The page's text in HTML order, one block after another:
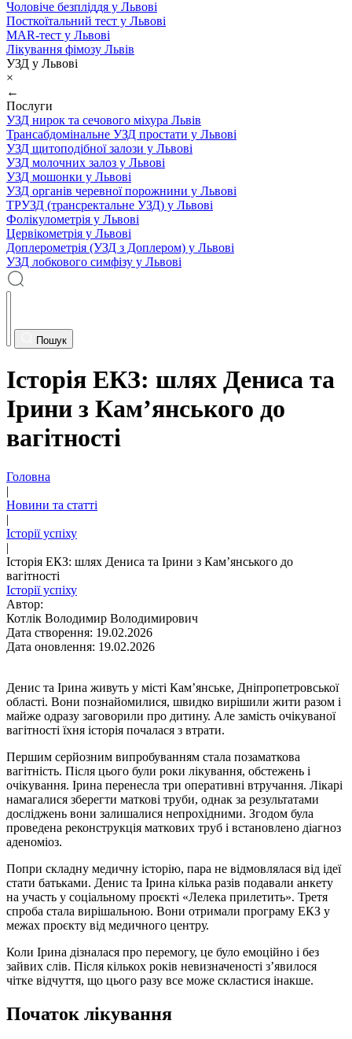
Чоловіче безпліддя у Львові
Посткоїтальний тест у Львові
MAR-тест у Львові
Лікування фімозу Львів
УЗД у Львові
×
←
Послуги
УЗД нирок та сечового міхура Львів
Трансабдомінальне УЗД простати у Львові
УЗД щитоподібної залози у Львові
УЗД молочних залоз у Львові
УЗД мошонки у Львові
УЗД органів черевної порожнини у Львові
ТРУЗД (трансректальне УЗД) у Львові
Фолікулометрія у Львові
Цервікометрія у Львові
Доплерометрія (УЗД з Доплером) у Львові
УЗД лобкового симфізу у Львові
Пошук
Історія ЕКЗ: шлях Дениса та
Ірини з Кам’янського до
вагітності
Головна
|
Новини та статті
|
Історії успіху
|
Історія ЕКЗ: шлях Дениса та Ірини з Кам’янського до
вагітності
Історії успіху
Автор:
Котлік Володимир Володимирович
Дата створення: 19.02.2026
Дата оновлення: 19.02.2026
Денис та Ірина живуть у місті Кам’янське, Дніпропетровської
області. Вони познайомилися, швидко вирішили жити разом і
майже одразу заговорили про дитину. Але замість очікуваної
вагітності їхня історія почалася з втрати.
Першим серйозним випробуванням стала позаматкова
вагітність. Після цього були роки лікування, обстежень і
очікування. Ірина перенесла три оперативні втручання. Лікарі
намагалися зберегти маткові труби, однак за результатами
досліджень вони залишалися непрохідними. Згодом була
проведена реконструкція маткових труб і встановлено діагноз
аденоміоз.
Попри складну медичну історію, пара не відмовлялася від ідеї
стати батьками. Денис та Ірина кілька разів подавали анкету
на участь у соціальному проєкті «Лелека прилетить». Третя
спроба стала вирішальною. Вони отримали програму ЕКЗ у
межах проєкту від медичного центру.
Коли Ірина дізналася про перемогу, це було емоційно і без
зайвих слів. Після кількох років невизначеності з’явилося
чітке відчуття, що цього разу все може скластися інакше.
Початок лікування